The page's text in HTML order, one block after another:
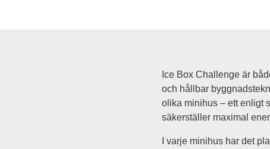
Ice Box Challenge är
och hållbar
olika minihus – ett enligt
säkerställer maximal
I varje minihus har det